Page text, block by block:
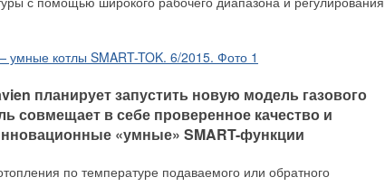
планирует запустить новую модель газового
совмещает в себе проверенное качество и
«умные» SMART-функции
по температуре подаваемого или обратного
и водоснабжения, обеспечить независимую
учёт тепла и воды
сейчас модельный ряд распределительных узловGiacomini
состоит из четырёх основных типов.
пару на участке подключения к вертикальному